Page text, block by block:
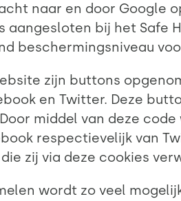
naar en door Google
aangesloten bij het Safe
beschermingsniveau
zijn buttons
en Twitter. Deze
middel van deze
respectievelijk van
zij via deze cookies
wordt zo veel